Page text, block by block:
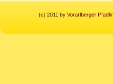
(c) 2011 by Vorarlberger